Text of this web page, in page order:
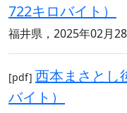
722キロバイト）
福井県，2025年02月
[pdf] 西本まさとし
バイト）